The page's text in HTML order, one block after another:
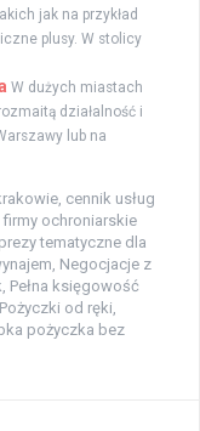
jak na przykład
plusy. W stolicy
W dużych miastach
działalność i
lub na
cennik usług
,firmy ochroniarskie
tematyczne dla
Negocjacje z
Pełna księgowość
Pożyczki od ręki
pożyczka bez